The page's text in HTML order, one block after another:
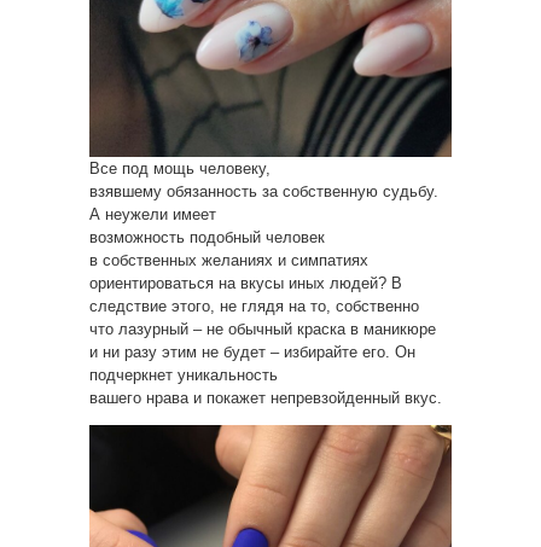
Все под мощь человеку,
взявшему обязанность за собственную судьбу.
А неужели имеет
возможность подобный человек
в собственных желаниях и симпатиях
ориентироваться на вкусы иных людей? В
следствие этого, не глядя на то, собственно
что лазурный – не обычный краска в маникюре
и ни разу этим не будет – избирайте его. Он
подчеркнет уникальность
вашего нрава и покажет непревзойденный вкус.